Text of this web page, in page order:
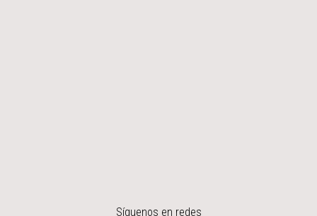
Síguenos en redes